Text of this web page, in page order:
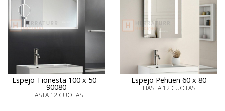
Espejo Tionesta 100 x 50 -
90080
HASTA 12 CUOTAS
Espejo Pehuen 60 x 80
HASTA 12 CUOTAS